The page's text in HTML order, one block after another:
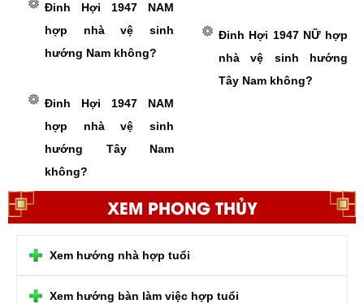
Đinh Hợi 1947 NAM
hợp nhà vệ sinh
hướng Nam không?
Đinh Hợi 1947 NAM
hợp nhà vệ sinh
hướng Tây Nam
không?
Đinh Hợi 1947 NỮ hợp
nhà vệ sinh hướng
Tây Nam không?
XEM PHONG THỦY
Xem hướng nhà hợp tuổi
Xem hướng bàn làm việc hợp tuổi